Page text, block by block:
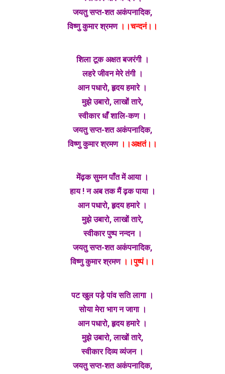
जयतु सप्त-शत अकंपनादिक,
विष्णु कुमार श्रमण।।चन्दनं।।
शिला टूक अक्षत बजरंगी ।
लहरे जीवन मेरे तंगी ।
आन पधारो, हृदय हमारे ।
मुझे उबारो, लाखों तारे,
स्वीकार धाँ शालि-कण ।
जयतु सप्त-शत अकंपनादिक,
विष्णु कुमार श्रमण ।।अक्षतं।।
मेंढ़क सुमन पाँत में आया ।
हाय ! न अब तक मैं ढ़क पाया ।
आन पधारो, हृदय हमारे ।
मुझे उबारो, लाखों तारे,
स्वीकार पुष्प नन्दन ।
जयतु सप्त-शत अकंपनादिक,
विष्णु कुमार श्रमण।।पुष्पं।।
पट खुल पड़े पांव सति लागा ।
सोया मेरा भाग न जागा ।
आन पधारो, हृदय हमारे ।
मुझे उबारो, लाखों तारे,
स्वीकार दिव्य व्यंजन ।
जयतु सप्त-शत अकंपनादिक,